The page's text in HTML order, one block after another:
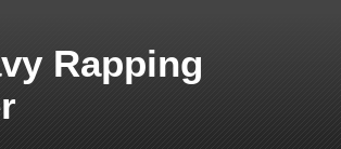
Rapping